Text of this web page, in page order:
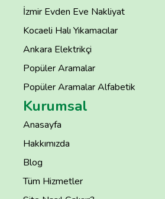
İzmir Evden Eve Nakliyat
Kocaeli Halı Yıkamacılar
Ankara Elektrikçi
Popüler Aramalar
Popüler Aramalar Alfabetik
Kurumsal
Anasayfa
Hakkımızda
Blog
Tüm Hizmetler